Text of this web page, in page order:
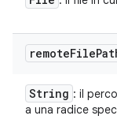
remoteFile
String : il
a una radice